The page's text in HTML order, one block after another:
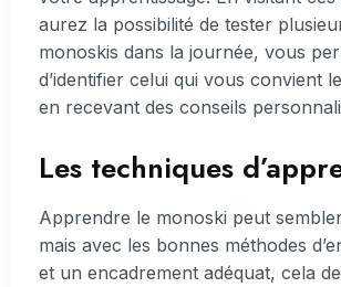
aurez la possibilité de tester
monoskis dans la journée, vous
d’identifier celui qui vous convient
en recevant des conseils
Les techniques
Apprendre le monoski peut
mais avec les bonnes méthodes
et un encadrement adéquat, cela